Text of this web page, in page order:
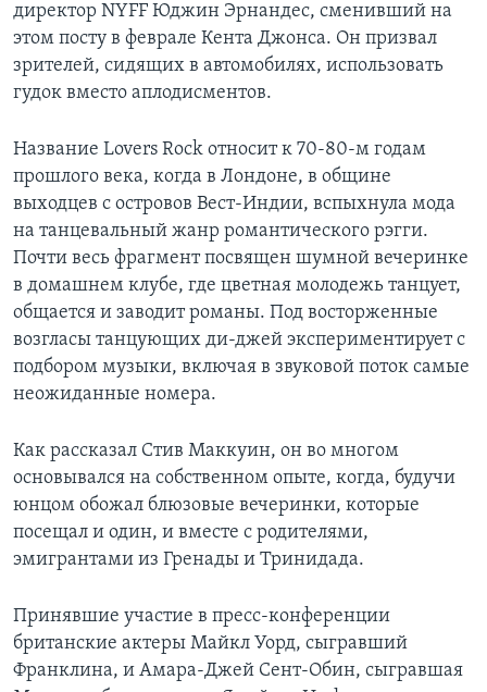
директор NYFF Юджин Эрнандес, сменивший на
этом посту в феврале Кента Джонса. Он призвал
зрителей, сидящих в автомобилях, использовать
гудок вместо аплодисментов.
Название Lovers Rock относит к 70-80-м годам
прошлого века, когда в Лондоне, в общине
выходцев с островов Вест-Индии, вспыхнула мода
на танцевальный жанр романтического рэгги.
Почти весь фрагмент посвящен шумной вечеринке
в домашнем клубе, где цветная молодежь танцует,
общается и заводит романы. Под восторженные
возгласы танцующих ди-джей экспериментирует с
подбором музыки, включая в звуковой поток самые
неожиданные номера.
Как рассказал Стив Маккуин, он во многом
основывался на собственном опыте, когда, будучи
юнцом обожал блюзовые вечеринки, которые
посещал и один, и вместе с родителями,
эмигрантами из Гренады и Тринидада.
Принявшие участие в пресс-конференции
британские актеры Майкл Уорд, сыгравший
Франклина, и Амара-Джей Сент-Обин, сыгравшая